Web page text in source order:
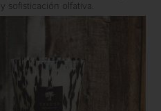
sofisticación olfativa.